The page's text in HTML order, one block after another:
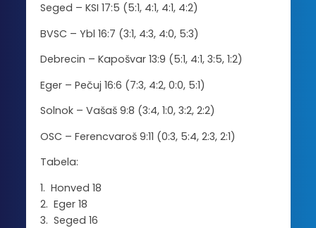
Seged – KSI 17:5 (5:1, 4:1, 4:1, 4:2)
BVSC – Ybl 16:7 (3:1, 4:3, 4:0, 5:3)
Debrecin – Kapošvar 13:9 (5:1, 4:1, 3:5, 1:2)
Eger – Pečuj 16:6 (7:3, 4:2, 0:0, 5:1)
Solnok – Vašaš 9:8 (3:4, 1:0, 3:2, 2:2)
OSC – Ferencvaroš 9:11 (0:3, 5:4, 2:3, 2:1)
Tabela:
1. Honved 18
2. Eger 18
3. Seged 16